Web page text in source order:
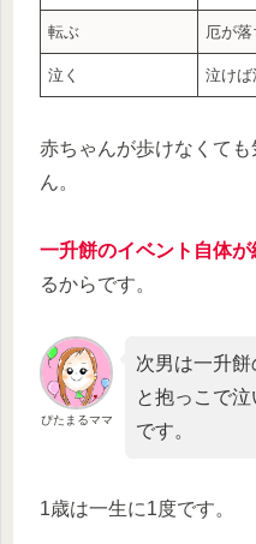
転ぶ 厄が落
泣く 泣け
赤ちゃんが歩けなくて
ん。
一升餅のイベント自体
るからです。
ぴたまるママ
次男は一升
と抱っこで
です。
1歳は一生に1度です。